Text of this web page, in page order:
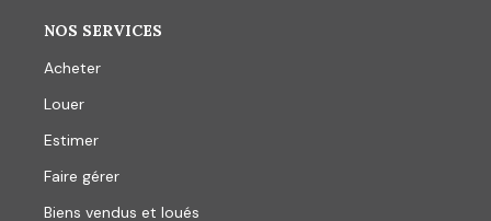
NOS SERVICES
Acheter
Louer
Estimer
Faire gérer
Biens vendus et loués